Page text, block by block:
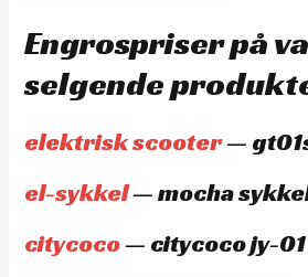
Engrospriser på
selgende
elektrisk scooter—
el-sykkel— mocha
citycoco— citycoco jy-01